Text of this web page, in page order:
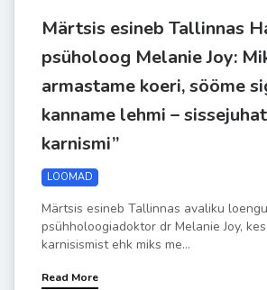
Märtsis esineb Tallinnas
psüholoog Melanie Joy:
armastame koeri, sööme
kanname lehmi –
karnismi”
LOOMAD
Märtsis esineb Tallinnas avaliku
psühholoogiadoktor dr Melanie Joy,
karnisismist ehk miks me...
Read More